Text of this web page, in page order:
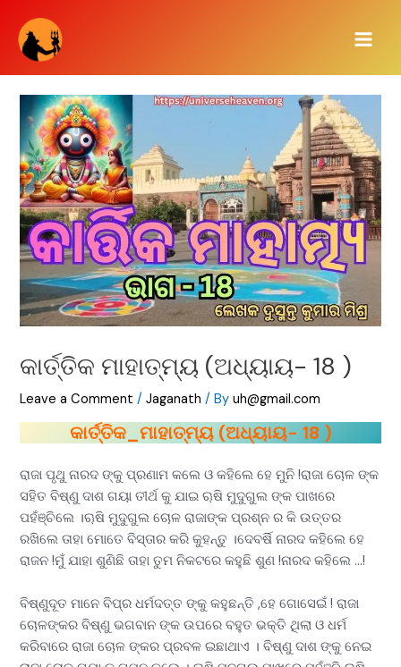
content
କାର୍ତ୍ତିକ ମାହାତ୍ମ୍ୟ (ଅଧ୍ୟାୟ- 18 )
Leave a Comment /Jaganath / Byuh@gmail.com
କାର୍ତ୍ତିକ_ମାହାତ୍ମ୍ୟ (ଅଧ୍ୟାୟ- 18 )
ରାଜା ପୃଥୁ ନାରଦ ଙ୍କୁ ପ୍ରଣାମ କଲେ ଓ କହିଲେ ହେ ମୁନି !ରାଜା ଚୋଳ ଙ୍କ
ସହିତ ବିଷ୍ଣୁ ଦାଶ ଗୟା ତୀର୍ଥ କୁ ଯାଇ ୠଷି ମୁଦୁଗୁଲ ଙ୍କ ପାଖରେ
ପହଁଞ୍ଚିଲେ ।ୠଷି ମୁଦୁଗୁଲ ଚୋଳ ରାଜାଙ୍କ ପ୍ରଶ୍ନ ର କି ଉତ୍ତର
ରଖିଲେ ତାହା ମୋତେ ବିସ୍ତାର କରି କୁହନ୍ତୁ ।ଦେବର୍ଷି ନାରଦ କହିଲେ ହେ
ରାଜନ !ମୁଁ ଯାହା ଶୁଣିଛି ତାହା ତୁମ ନିକଟରେ କହୁଛି ଶୁଣ !ନାରଦ କହିଲେ …!
ବିଷ୍ଣୁଦୂତ ମାନେ ବିପ୍ର ଧର୍ମଦତ୍ତ ଙ୍କୁ କହୁଛନ୍ତି ,ହେ ଗୋସେଇଁ ! ରାଜା
ଚୋଳଙ୍କର ବିଷ୍ଣୁ ଭଗବାନ ଙ୍କ ଉପରେ ବହୁତ ଭକ୍ତି ଥିଲା ଓ ଧର୍ମ
କରିବାରେ ରାଜା ଚୋଳ ଙ୍କର ପ୍ରବଳ ଇଛାଥାଏ । ବିଷ୍ଣୁ ଦାଶ ଙ୍କୁ ନେଇ